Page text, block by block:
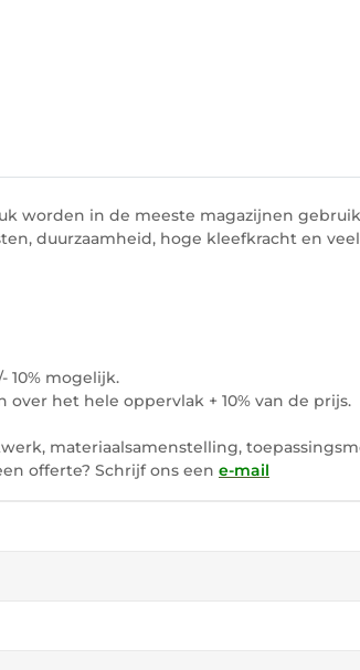
worden in de meeste magazijnen
duurzaamheid, hoge kleefkracht en
10% mogelijk.
het hele oppervlak + 10% van de prijs.
materiaalsamenstelling,
offerte? Schrijf ons een e-mail